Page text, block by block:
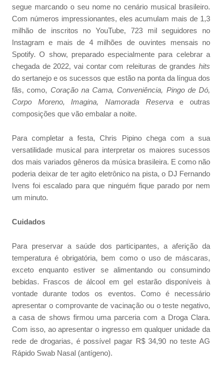
segue marcando o seu nome no cenário musical brasileiro.
Com números impressionantes, eles acumulam mais de 1,3
milhão de inscritos no YouTube, 723 mil seguidores no
Instagram e mais de 4 milhões de ouvintes mensais no
Spotify. O show, preparado especialmente para celebrar a
chegada de 2022, vai contar com releituras de grandes hits
do sertanejo e os sucessos que estão na ponta da língua dos
fãs, como, Coração na Cama, Conveniência, Pingo de Dó,
Corpo Moreno, Imagina, Namorada Reservae outras
composições que vão embalar a noite.
Para completar a festa, Chris Pipino chega com a sua
versatilidade musical para interpretar os maiores sucessos
dos mais variados gêneros da música brasileira. E como não
poderia deixar de ter agito eletrônico na pista, o DJ Fernando
Ivens foi escalado para que ninguém fique parado por nem
um minuto.
Cuidados
Para preservar a saúde dos participantes, a aferição da
temperatura é obrigatória, bem como o uso de máscaras,
exceto enquanto estiver se alimentando ou consumindo
bebidas. Frascos de álcool em gel estarão disponíveis à
vontade durante todos os eventos. Como é necessário
apresentar o comprovante de vacinação ou o teste negativo,
a casa de shows firmou uma parceria com a Droga Clara.
Com isso, ao apresentar o ingresso em qualquer unidade da
rede de drogarias, é possível pagar R$ 34,90 no teste AG
Rápido Swab Nasal (antígeno).